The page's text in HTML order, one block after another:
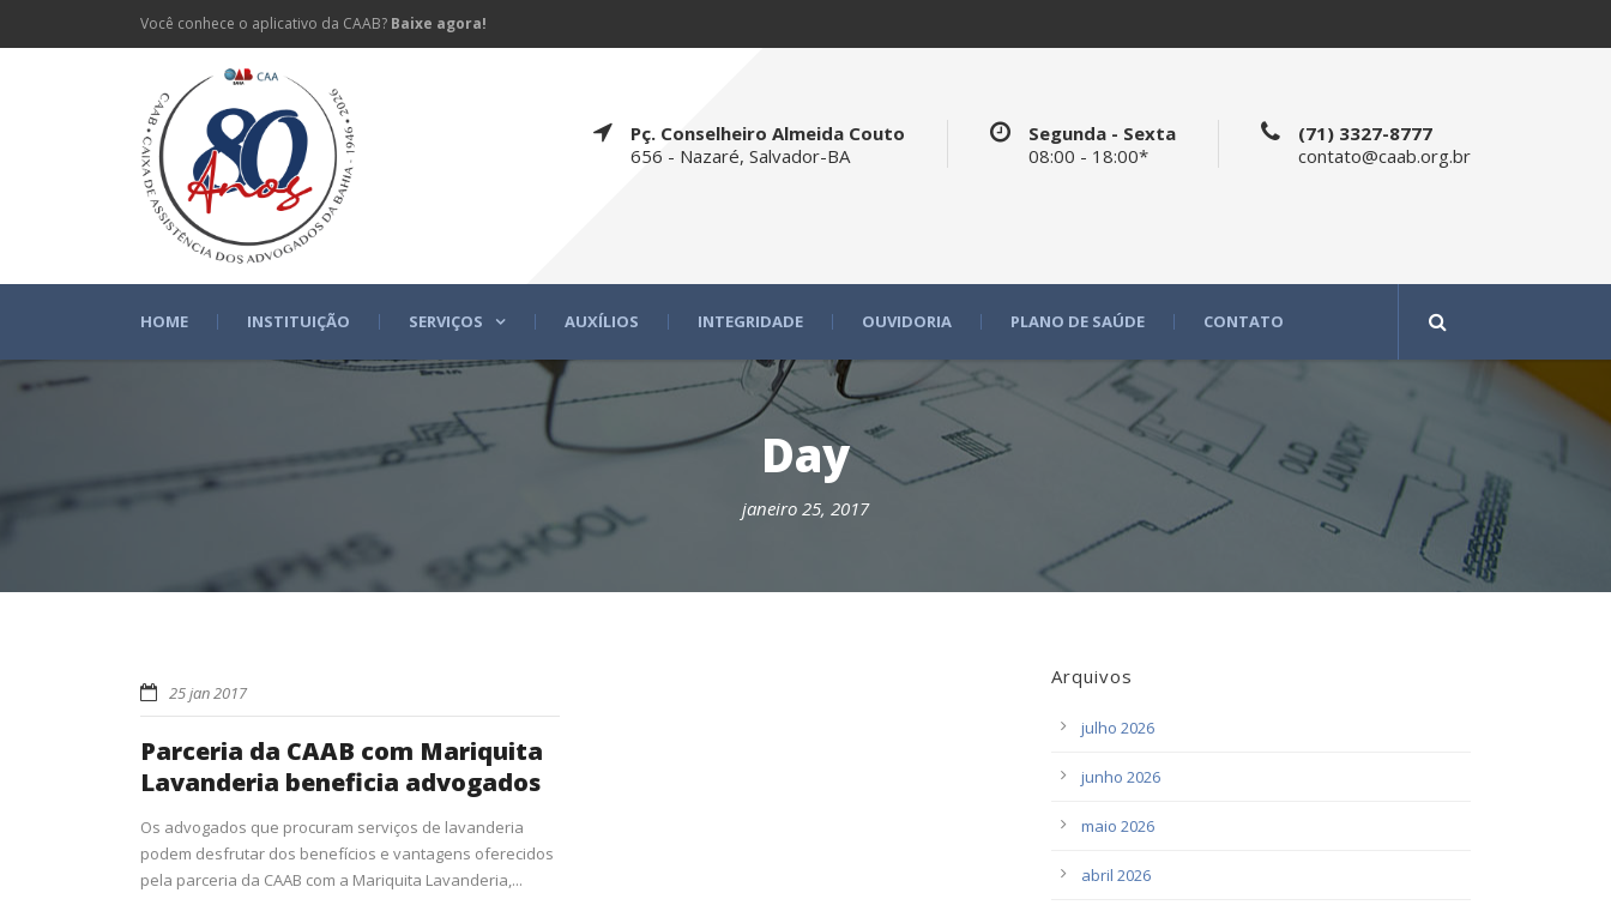
Você conhece o aplicativo da CAAB? Baixe agora!
Pç. Conselheiro Almeida Couto
656 - Nazaré, Salvador-BA
Segunda - Sexta
08:00 - 18:00*
(71) 3327-8777
contato@caab.org.br
HOME INSTITUIÇÃO SERVIÇOS AUXÍLIOS INTEGRIDADE OUVIDORIA PLANO DE SAÚDE CONTATO
Day
janeiro 25, 2017
25 jan 2017
Parceria da CAAB com Mariquita
Lavanderia beneficia advogados
Os advogados que procuram serviços de lavanderia
podem desfrutar dos benefícios e vantagens oferecidos
pela parceria da CAAB com a Mariquita Lavanderia,...
Arquivos
julho 2026
junho 2026
maio 2026
abril 2026